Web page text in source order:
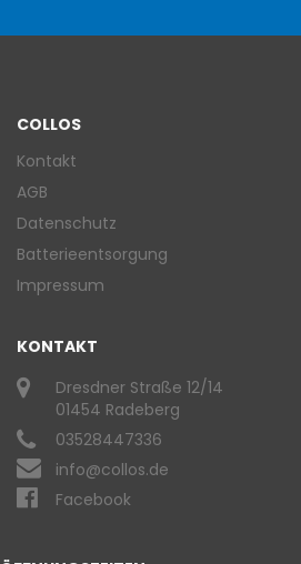
COLLOS
Kontakt
AGB
Datenschutz
Batterieentsorgung
Impressum
KONTAKT
Dresdner Straße 12/14
01454 Radeberg
03528447336
info@collos.de
Facebook